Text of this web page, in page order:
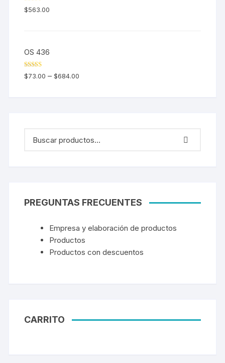
Valorado en
5.00de 5
$563.00
OS 436
Valorado en
5.00de 5
$73.00 –$684.00
PREGUNTAS FRECUENTES
Empresa y elaboración de productos
Productos
Productos con descuentos
CARRITO